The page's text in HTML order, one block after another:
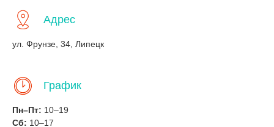
Адрес
ул. Фрунзе, 34, Липецк
График
Пн–Пт: 10–19
Сб: 10–17